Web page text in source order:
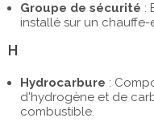
Groupe de sécurité :
installé sur un
H
Hydrocarbure :
d'hydrogène et de
combustible.